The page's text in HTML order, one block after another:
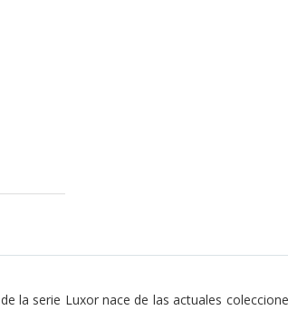
de la serie Luxor nace de las actuales